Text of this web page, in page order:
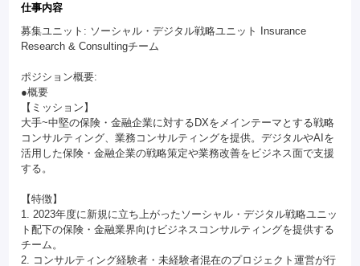
仕事内容
募集ユニット: ソーシャル・デジタル戦略ユニット Insurance
Research & Consultingチーム
ポジション概要:
●概要
【ミッション】
大手~中堅の保険・金融企業に対するDXをメインテーマとする戦略
コンサルティング、業務コンサルティングを提供。デジタルやAIを
活用した保険・金融企業の戦略策定や業務改善をビジネス面で支援
する。
【特徴】
1. 2023年度に新規に立ち上がったソーシャル・デジタル戦略ユニッ
ト配下の保険・金融業界向けビジネスコンサルティングを提供する
チーム。
2. コンサルティング経験者・未経験者混在のプロジェクト運営が行